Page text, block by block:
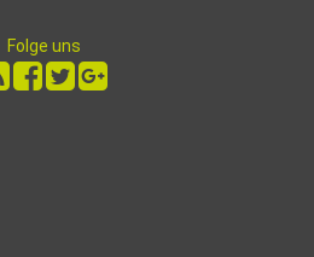
Folge uns